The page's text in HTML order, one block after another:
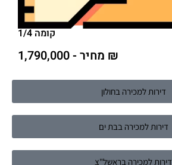
קומה 1/4
מחיר - 1,790,000 ₪
דירות למכירה בחולון
דירות למכירה בבת ים
דירות למכירה בראשל"צ